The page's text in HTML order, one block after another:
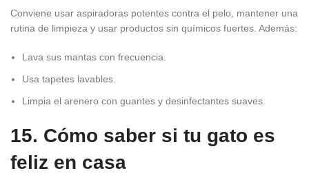
Conviene usar aspiradoras potentes contra el pelo, mantener una
rutina de limpieza y usar productos sin químicos fuertes. Además:
Lava sus mantas con frecuencia.
Usa tapetes lavables.
Limpia el arenero con guantes y desinfectantes suaves.
15. Cómo saber si tu gato es
feliz en casa